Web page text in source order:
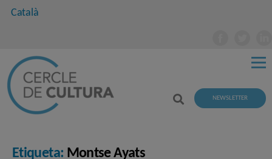
Català
NEWSLETTER
Etiqueta: Montse Ayats